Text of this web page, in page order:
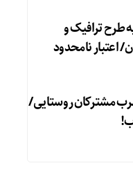
ترافیک و
اعتبار نامحدود
مشترکان روستایی/